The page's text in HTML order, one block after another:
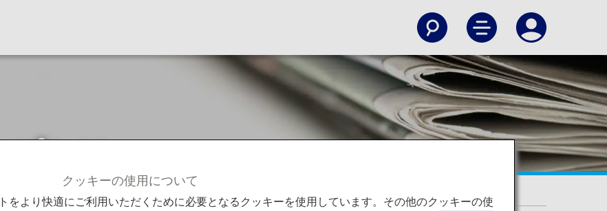
とは
ープとは
クッキーの使用について
をより快適にご利用いただくために必要となるクッキーを使用しています。その他のクッキーの使